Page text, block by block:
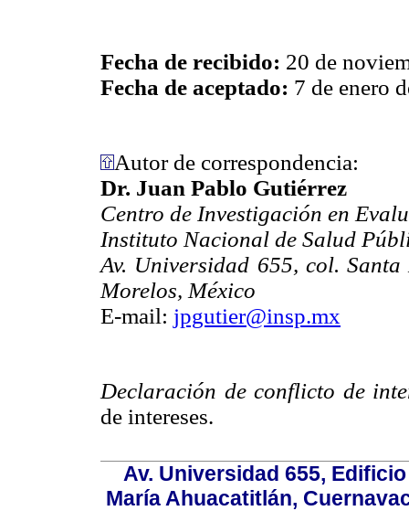
Fecha de recibido: 20 de
Fecha de aceptado: 7 de enero
Autor de correspondencia:
Dr. Juan Pablo Gutiérrez
Centro de Investigación en
Instituto Nacional de Salud
Av. Universidad 655, col.
Morelos, México
E-mail: jpgutier@insp.mx
Declaración de conflicto de
de intereses.
Av. Universidad 655,
María Ahuacatitlán,